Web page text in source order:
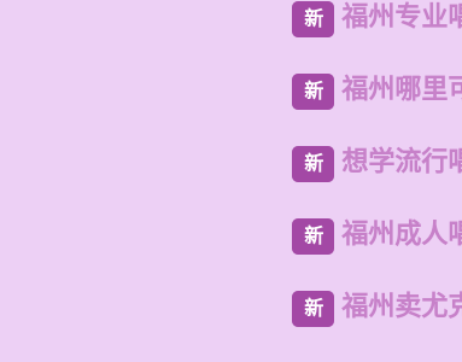
新 福州专业
新 福州哪里
新 想学流行
新 福州成人
新 福州卖尤